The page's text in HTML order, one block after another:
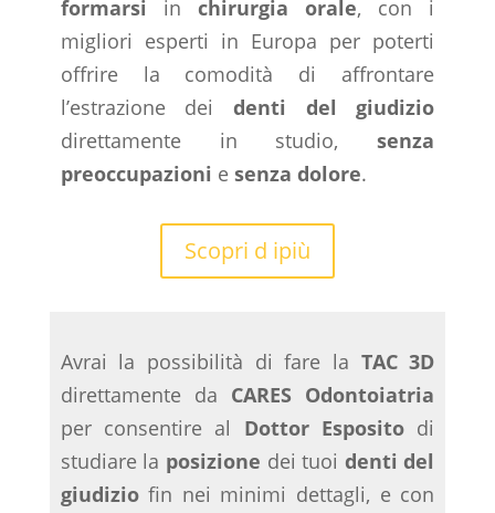
formarsi in chirurgia orale, con i
migliori esperti in Europa per poterti
offrire la comodità di affrontare
l’estrazione dei denti del giudizio
direttamente in studio,senza
preoccupazioni e senza dolore.
Scopri d ipiù
Avrai la possibilità di fare la TAC 3D
direttamente da CARES Odontoiatria
per consentire al Dottor Espositodi
studiare la posizione dei tuoi denti del
giudiziofin nei minimi dettagli, e con